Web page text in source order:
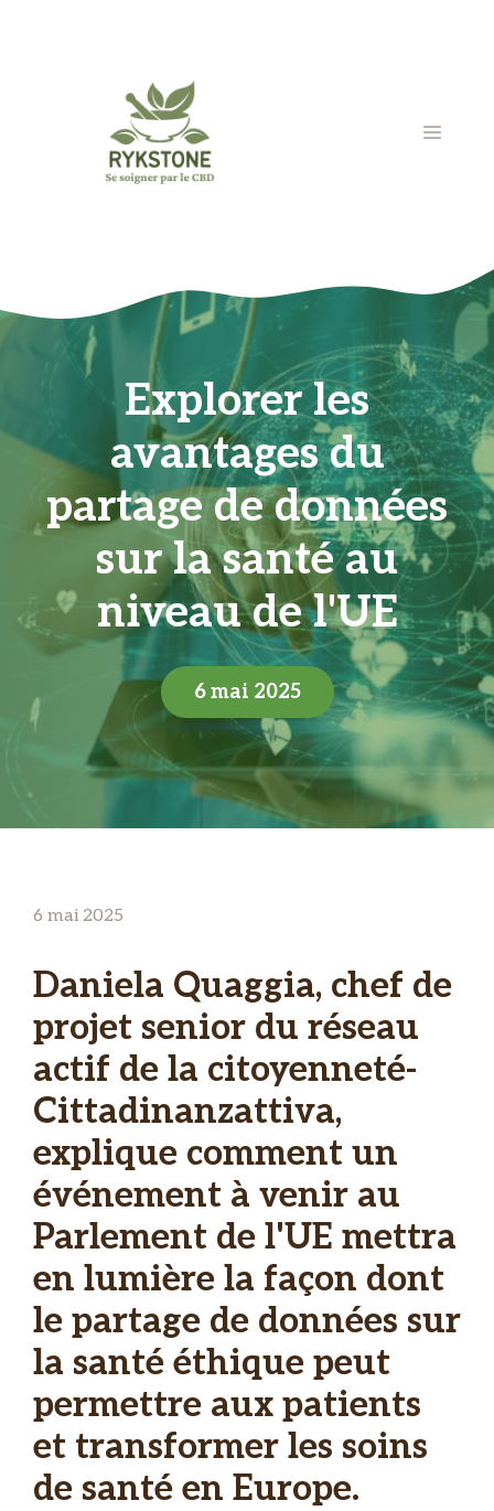
MENU
Explorer les
avantages du
partage de données
sur la santé au
niveau de l'UE
6 mai 2025
6 mai 2025
Daniela Quaggia, chef de
projet senior du réseau
actif de la citoyenneté-
Cittadinanzattiva,
explique comment un
événement à venir au
Parlement de l'UE mettra
en lumière la façon dont
le partage de données sur
la santé éthique peut
permettre aux patients
et transformer les soins
de santé en Europe.